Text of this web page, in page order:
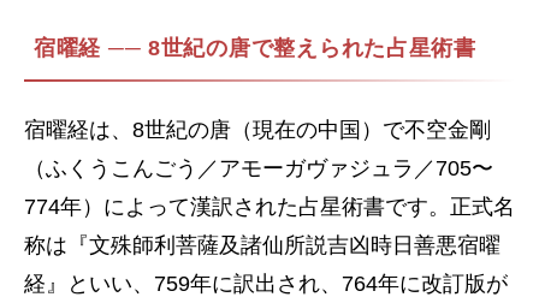
宿曜経 ── 8世紀の唐で整えられた占星術書
宿曜経は、8世紀の唐（現在の中国）で不空金剛
（ふくうこんごう／アモーガヴァジュラ／705〜
774年）によって漢訳された占星術書です。正式名
称は『文殊師利菩薩及諸仙所説吉凶時日善悪宿曜
経』といい、759年に訳出され、764年に改訂版が